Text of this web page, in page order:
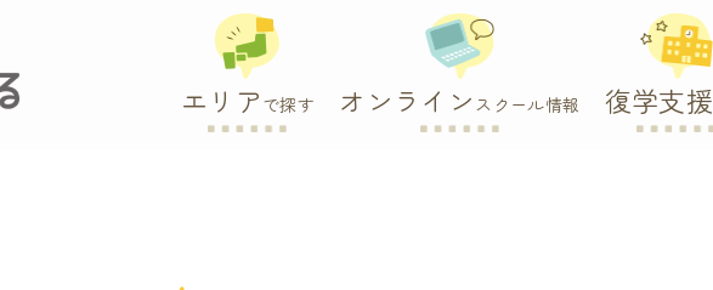
エリア で探す オンライン スクール情報 復学支援